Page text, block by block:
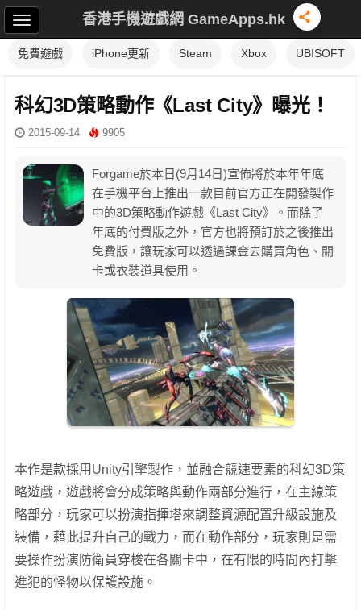
香港手機遊戲網 GameApps.hk
免費遊戲 iPhone更新 Steam Xbox UBISOFT
科幻3D策略動作《Last City》曝光！
2015-09-14 9905
Forgame於本日(9月14日)宣佈將於本年年底
在手機平台上推出一款目前官方正在開發製作
中的3D策略動作遊戲《Last City》。而除了
年底的付費版之外，官方也將預訂於之後推出
免費版，讓玩家可以透過課金去購買角色、關
卡或衣裝道具使用。
本作是款採用Unity引擎製作，並融合競速要素的科幻3D策
略遊戲，遊戲將會分成策略與動作兩部分進行，在主線策
略部分，玩家可以扮演指揮塔來調整資源配置升級設施及
裝備，藉此提升自己的戰力，而在動作部分，玩家則是需
要操作扮演防衛員穿梭在各關卡中，在有限的時間內打擊
進犯的怪物以保護設施。